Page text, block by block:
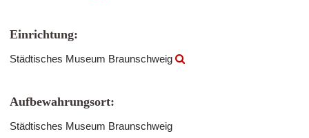
Einrichtung:
Städtisches Museum Braunschweig
Aufbewahrungsort:
Städtisches Museum Braunschweig